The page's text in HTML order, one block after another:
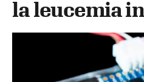
la leucemia